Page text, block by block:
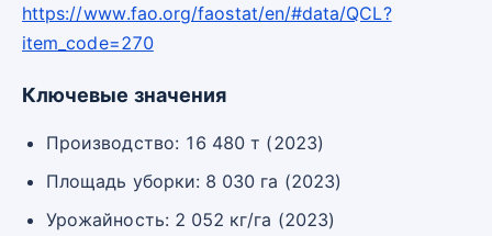
https://www.fao.org/faostat/en/#data/QCL?
item_code=270
Ключевые значения
Производство: 16 480 т (2023)
Площадь уборки: 8 030 га (2023)
Урожайность: 2 052 кг/га (2023)